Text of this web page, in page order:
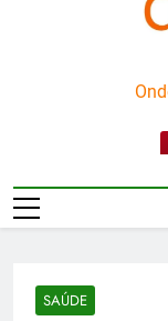
SAÚDE